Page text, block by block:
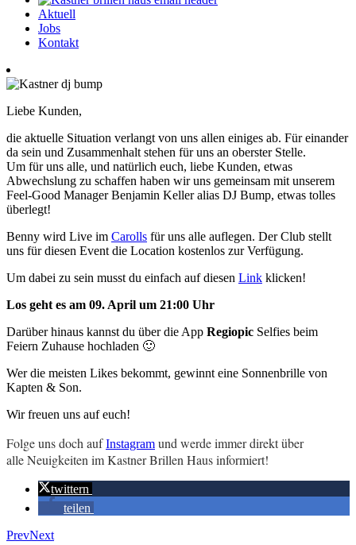
Aktuell
Jobs
Kontakt
Liebe Kunden,
die aktuelle Situation verlangt von uns allen einiges ab. Für einander
da sein und Zusammenhalt stehen für uns an oberster Stelle.
Um für uns alle, und natürlich euch, liebe Kunden, etwas
Abwechslung zu schaffen haben wir uns gemeinsam mit unserem
Feel-Good Manager Benjamin Keller alias DJ Bump, etwas tolles
überlegt!
Benny wird Live im Carolls für uns alle auflegen. Der Club stellt
uns für diesen Event die Location kostenlos zur Verfügung.
Um dabei zu sein musst du einfach auf diesen Link klicken!
Los geht es am 09. April um 21:00 Uhr
Darüber hinaus kannst du über die App Regiopic Selfies beim
Feiern Zuhause hochladen 🙂
Wer die meisten Likes bekommt, gewinnt eine Sonnenbrille von
Kapten & Son.
Wir freuen uns auf euch!
Folge uns doch aufInstagram und werde immer direkt über
alle Neuigkeiten im Kastner Brillen Haus informiert!
twittern
teilen
PrevNext